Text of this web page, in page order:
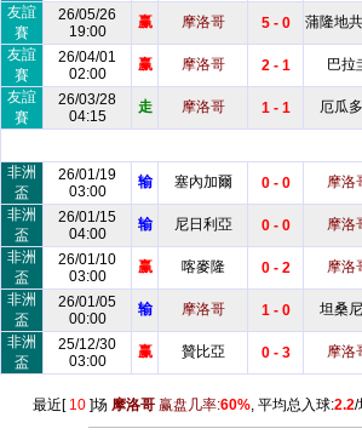
友誼
賽
26/05/26
19:00
赢 摩洛哥 5 - 0 蒲隆地
友誼
賽
26/04/01
02:00
赢 摩洛哥 2 - 1 巴拉
友誼
賽
26/03/28
04:15
走 摩洛哥 1 - 1 厄瓜
非洲
盃
26/01/19
03:00
输 塞內加爾 0 - 0 摩洛
非洲
盃
26/01/15
04:00
输 尼日利亞 0 - 0 摩洛
非洲
盃
26/01/10
03:00
赢 喀麥隆 0 - 2 摩洛
非洲
盃
26/01/05
00:00
输 摩洛哥 1 - 0 坦桑
非洲
盃
25/12/30
03:00
赢 贊比亞 0 - 3 摩洛
最近[ 10]场 摩洛哥赢盘几率:60%, 平均总入球:2.2/